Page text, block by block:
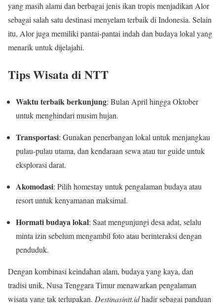
yang masih alami dan berbagai jenis ikan tropis menjadikan Alor
sebagai salah satu destinasi menyelam terbaik di Indonesia. Selain
itu, Alor juga memiliki pantai-pantai indah dan budaya lokal yang
menarik untuk dijelajahi.
Tips Wisata di NTT
Waktu terbaik berkunjung: Bulan April hingga Oktober
untuk menghindari musim hujan.
Transportasi: Gunakan penerbangan lokal untuk menjangkau
pulau-pulau utama, dan kendaraan sewa atau tur guide untuk
eksplorasi darat.
Akomodasi: Pilih homestay untuk pengalaman budaya atau
resort untuk kenyamanan maksimal.
Hormati budaya lokal: Saat mengunjungi desa adat, selalu
minta izin sebelum mengambil foto atau berinteraksi dengan
penduduk.
Dengan kombinasi keindahan alam, budaya yang kaya, dan
tradisi unik, Nusa Tenggara Timur menawarkan pengalaman
wisata yang tak terlupakan. Destinasintt.idhadir sebagai panduan